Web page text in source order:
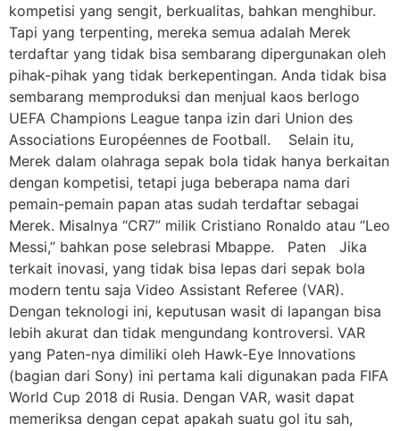
kompetisi yang sengit, berkualitas, bahkan menghibur.
Tapi yang terpenting, mereka semua adalah Merek
terdaftar yang tidak bisa sembarang dipergunakan oleh
pihak-pihak yang tidak berkepentingan. Anda tidak bisa
sembarang memproduksi dan menjual kaos berlogo
UEFA Champions League tanpa izin dari Union des
Associations Européennes de Football. Selain itu,
Merek dalam olahraga sepak bola tidak hanya berkaitan
dengan kompetisi, tetapi juga beberapa nama dari
pemain-pemain papan atas sudah terdaftar sebagai
Merek. Misalnya “CR7” milik Cristiano Ronaldo atau “Leo
Messi,” bahkan pose selebrasi Mbappe. Paten Jika
terkait inovasi, yang tidak bisa lepas dari sepak bola
modern tentu saja Video Assistant Referee (VAR).
Dengan teknologi ini, keputusan wasit di lapangan bisa
lebih akurat dan tidak mengundang kontroversi. VAR
yang Paten-nya dimiliki oleh Hawk-Eye Innovations
(bagian dari Sony) ini pertama kali digunakan pada FIFA
World Cup 2018 di Rusia. Dengan VAR, wasit dapat
memeriksa dengan cepat apakah suatu gol itu sah,